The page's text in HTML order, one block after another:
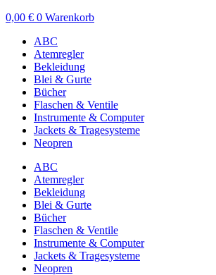
0,00 € 0 Warenkorb
ABC
Atemregler
Bekleidung
Blei & Gurte
Bücher
Flaschen & Ventile
Instrumente & Computer
Jackets & Tragesysteme
Neopren
ABC
Atemregler
Bekleidung
Blei & Gurte
Bücher
Flaschen & Ventile
Instrumente & Computer
Jackets & Tragesysteme
Neopren